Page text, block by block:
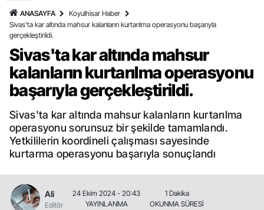
ANASAYFA
Koyulhisar Haber
Sivas'ta kar altında mahsur kalanların kurtarılma operasyonu başarıyla
gerçekleştirildi.
Sivas'ta kar altında mahsur
kalanların kurtarılma operasyonu
başarıyla gerçekleştirildi.
Sivas'ta kar altında mahsur kalanların kurtarılma
operasyonu sorunsuz bir şekilde tamamlandı.
Yetkililerin koordineli çalışması sayesinde
kurtarma operasyonu başarıyla sonuçlandı
Ali
Editör
24 Ekim 2024 - 20:43
YAYINLANMA
1 Dakika
OKUNMA SÜRESİ